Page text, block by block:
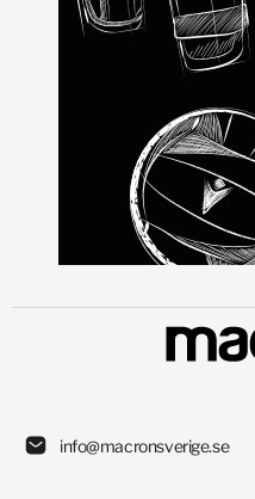
info@macronsverige.se